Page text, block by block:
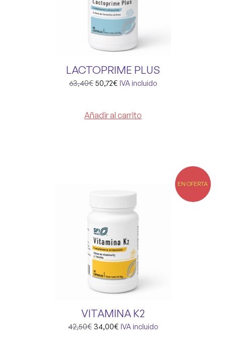
LACTOPRIME PLUS
63,40€ 50,72€ IVA incluido
Añadir al carrito
EN OFERTA
VITAMINA K2
42,50€ 34,00€ IVA incluido